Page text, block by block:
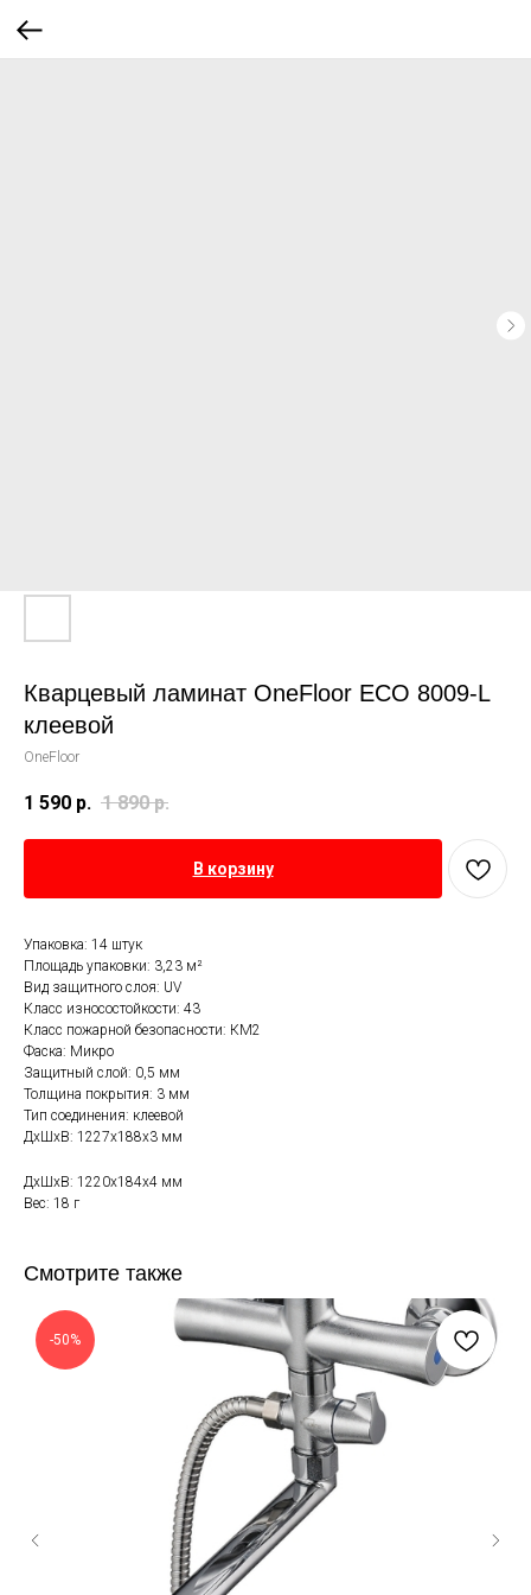
Кварцевый ламинат OneFloor ЕСО 8009-L
клеевой
OneFloor
1 590 р. 1 890 р.
В корзину
Упаковка: 14 штук
Площадь упаковки: 3,23 м²
Вид защитного слоя: UV
Класс износостойкости: 43
Класс пожарной безопасности: КМ2
Фаска: Микро
Защитный слой: 0,5 мм
Толщина покрытия: 3 мм
Тип соединения: клеевой
ДxШxВ: 1227x188x3 мм
ДxШxВ: 1220x184x4 мм
Вес: 18 г
Смотрите также
-50%